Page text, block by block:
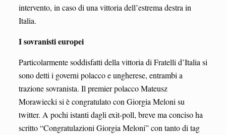
intervento, in caso di una vittoria dell’estrema destra in
Italia.
I sovranisti europei
Particolarmente soddisfatti della vittoria di Fratelli d’Italia si
sono detti i governi polacco e ungherese, entrambi a
trazione sovranista. Il premier polacco Mateusz
Morawiecki si è congratulato con Giorgia Meloni su
twitter. A pochi istanti dagli exit-poll, breve ma conciso ha
scritto “Congratulazioni Giorgia Meloni” con tanto di tag